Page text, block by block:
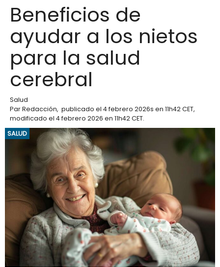
Beneficios de
ayudar a los nietos
para la salud
cerebral
Salud
ParRedacción, publicado el 4 febrero 2026s en 11h42 CET,
modificado el 4 febrero 2026 en 11h42 CET.
SALUD